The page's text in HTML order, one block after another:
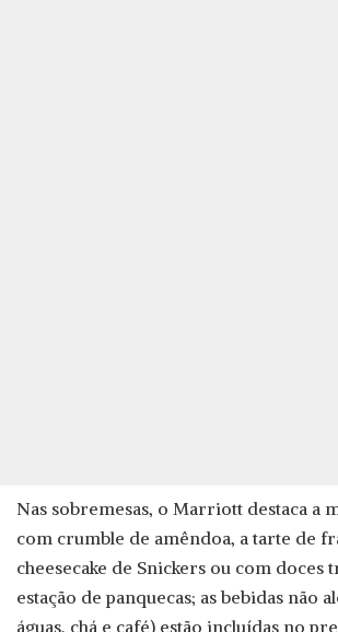
Nas sobremesas, o Marriott destaca a
com crumble de amêndoa, a tarte de
cheesecake de Snickers ou com doces
estação de panquecas; as bebidas não
águas, chá e café) estão incluídas no